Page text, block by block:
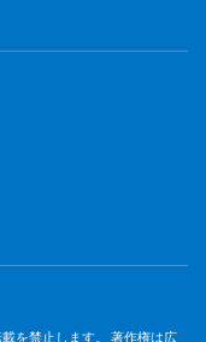
を禁止します。 著作権は広